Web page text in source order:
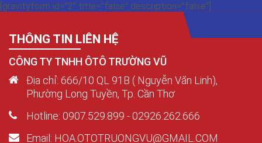
[gravityform id="2" title="false" description="false"]
THÔNG TIN LIÊN HỆ
CÔNG TY TNHH ÔTÔ TRƯỜNG VŨ
Địa chỉ: 666/10 QL 91B ( Nguyễn Văn Linh),
Phường Long Tuyền, Tp. Cần Thơ
Hotline: 0907.529.899 - 02926.262.666
Email: HOA.OTOTRUONGVU@GMAIL.COM